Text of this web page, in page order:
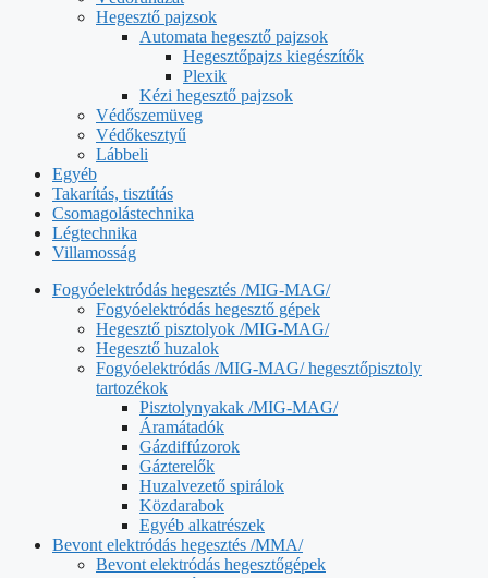
Hegesztő pajzsok
Automata hegesztő pajzsok
Hegesztőpajzs kiegészítők
Plexik
Kézi hegesztő pajzsok
Védőszemüveg
Védőkesztyű
Lábbeli
Egyéb
Takarítás, tisztítás
Csomagolástechnika
Légtechnika
Villamosság
Fogyóelektródás hegesztés /MIG-MAG/
Fogyóelektródás hegesztő gépek
Hegesztő pisztolyok /MIG-MAG/
Hegesztő huzalok
Fogyóelektródás /MIG-MAG/ hegesztőpisztoly
tartozékok
Pisztolynyakak /MIG-MAG/
Áramátadók
Gázdiffúzorok
Gázterelők
Huzalvezető spirálok
Közdarabok
Egyéb alkatrészek
Bevont elektródás hegesztés /MMA/
Bevont elektródás hegesztőgépek